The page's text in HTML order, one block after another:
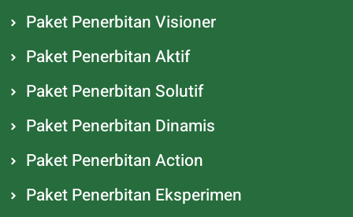
Paket Penerbitan Visioner
Paket Penerbitan Aktif
Paket Penerbitan Solutif
Paket Penerbitan Dinamis
Paket Penerbitan Action
Paket Penerbitan Eksperimen